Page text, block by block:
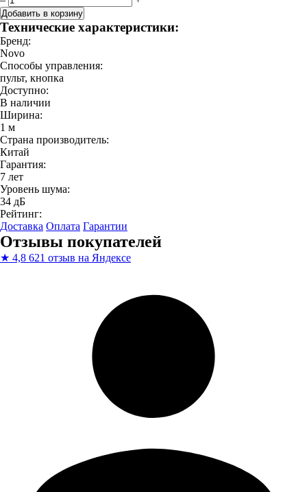
Добавить в корзину
Технические характеристики:
Бренд:
Novo
Способы управления:
пульт, кнопка
Доступно:
В наличии
Ширина:
1 м
Страна производитель:
Китай
Гарантия:
7 лет
Уровень шума:
34 дБ
Рейтинг:
Доставка Оплата Гарантии
Отзывы покупателей
★ 4,8 621 отзыв на Яндексе